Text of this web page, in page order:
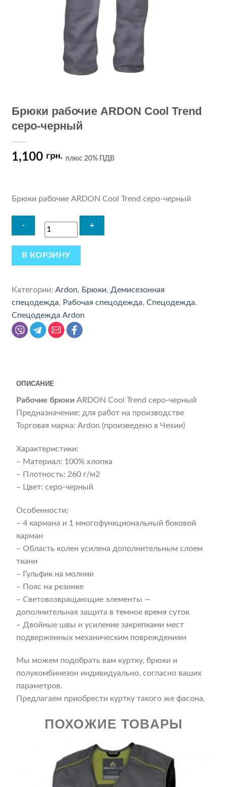
Брюки рабочие ARDON Cool Trend
серо-черный
1,100 грн. плюс 20% ПДВ
Брюки рабочие ARDON Cool Trend серо-черный
В КОРЗИНУ
Категории:Ardon, Брюки, Демисезонная
спецодежда, Рабочая спецодежда,Спецодежда,
Спецодежда Ardon
ОПИСАНИЕ
Рабочие брюки ARDON Cool Trend серо-черный
Предназначение: для работ на производстве
Торговая марка: Ardon (произведено в Чехии)
Характеристики:
– Материал: 100% хлопка
– Плотность: 260 г/м2
– Цвет: серо-черный
Особенности:
– 4 кармана и 1 многофункциональный боковой
карман
– Область колен усилена дополнительным слоем
ткани
– Гульфик на молнии
– Пояс на резинке
– Световозвращающие элементы —
дополнительная защита в темное время суток
– Двойные швы и усиление закрепками мест
подверженных механическим повреждениям
Мы можем подобрать вам куртку, брюки и
полукомбинезон индивидуально, согласно ваших
параметров.
Предлагаем приобрести куртку такого же фасона.
ПОХОЖИЕ ТОВАРЫ